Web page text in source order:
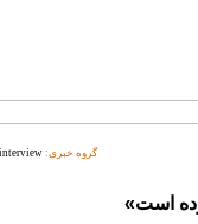
گروه خبری:
است»